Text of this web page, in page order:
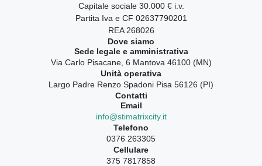
Capitale sociale 30.000 € i.v.
Partita Iva e CF 02637790201
REA 268026
Dove siamo
Sede legale e amministrativa
Via Carlo Pisacane, 6 Mantova 46100 (MN)
Unità operativa
Largo Padre Renzo Spadoni Pisa 56126 (PI)
Contatti
Email
info@stimatrixcity.it
Telefono
0376 263305
Cellulare
375 7817858